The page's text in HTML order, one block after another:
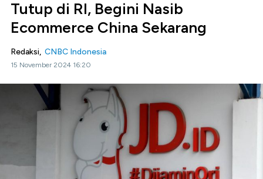
Tutup di RI, Begini Nasib
Ecommerce China Sekarang
Redaksi, CNBC Indonesia
15 November 2024 16:20